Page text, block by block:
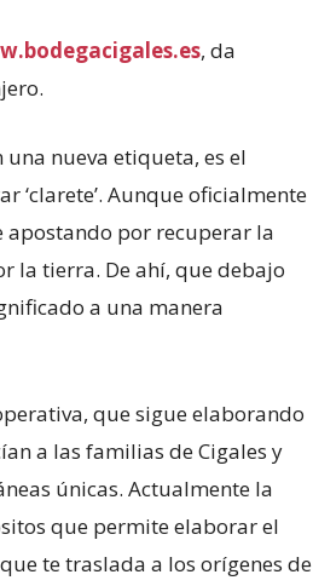
, da
una nueva etiqueta, es el
‘clarete’. Aunque oficialmente
apostando por recuperar la
la tierra. De ahí, que debajo
a una manera
que sigue elaborando
a las familias de Cigales y
únicas. Actualmente la
que permite elaborar el
te traslada a los orígenes de